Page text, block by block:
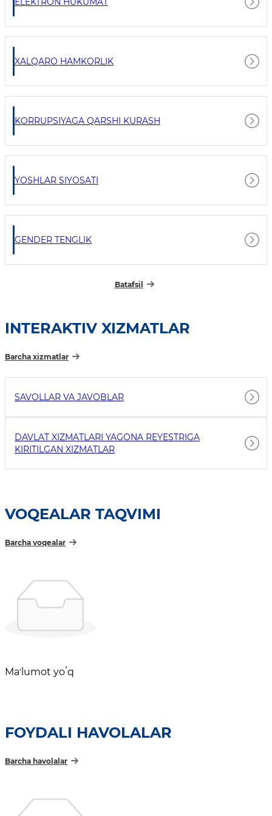
XALQARO HAMKORLIK
KORRUPSIYAGA QARSHI KURASH
YOSHLAR SIYOSATI
GENDER TENGLIK
Batafsil
INTERAKTIV XIZMATLAR
Barcha xizmatlar
SAVOLLAR VA JAVOBLAR
DAVLAT XIZMATLARI YAGONA REYESTRIGA
KIRITILGAN XIZMATLAR
VOQEALAR TAQVIMI
Barcha voqealar
Maʼlumot yoʻq
FOYDALI HAVOLALAR
Barcha havolalar